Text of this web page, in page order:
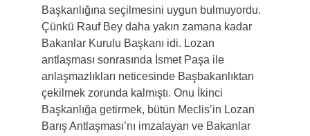
Başkanlığına seçilmesini uygun bulmuyordu.
Çünkü Rauf Bey daha yakın zamana kadar
Bakanlar Kurulu Başkanı idi. Lozan
antlaşması sonrasında İsmet Paşa ile
anlaşmazlıkları neticesinde Başbakanlıktan
çekilmek zorunda kalmıştı. Onu İkinci
Başkanlığa getirmek, bütün Meclis’in Lozan
Barış Antlaşması’nı imzalayan ve Bakanlar